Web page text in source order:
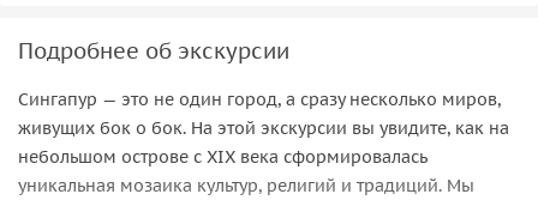
Подробнее об экскурсии
Сингапур — это не один город, а сразу несколько миров,
живущих бок о бок. На этой экскурсии вы увидите, как на
небольшом острове с XIX века сформировалась
уникальная мозаика культур, религий и традиций. Мы